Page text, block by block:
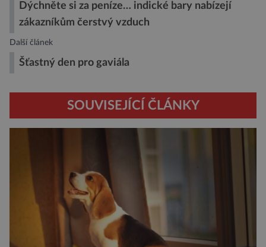
Dýchněte si za peníze… indické bary nabízejí
zákazníkům čerstvý vzduch
Další článek
Šťastný den pro gaviála
SOUVISEJÍCÍ ČLÁNKY